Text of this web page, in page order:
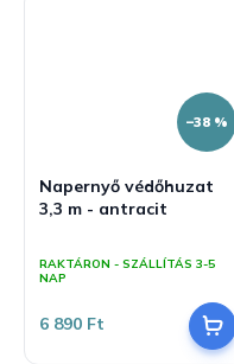
–38 %
Napernyő védőhuzat
3,3 m - antracit
termék
átlagos
5-
ből
RAKTÁRON - SZÁLLÍTÁS 3-5
NAP
6 890 Ft